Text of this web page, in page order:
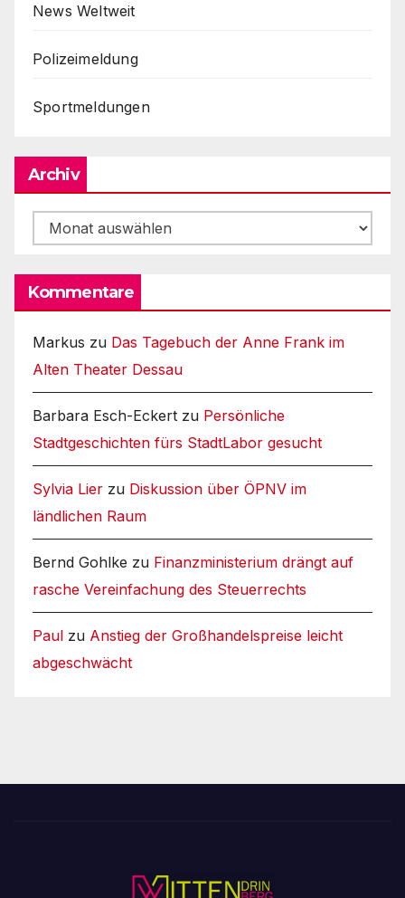
News Weltweit
Polizeimeldung
Sportmeldungen
Archiv
Archiv
Kommentare
Markus zu Das Tagebuch der Anne Frank im
Alten Theater Dessau
Barbara Esch-Eckert zu Persönliche
Stadtgeschichten fürs StadtLabor gesucht
Sylvia Lier zu Diskussion über ÖPNV im
ländlichen Raum
Bernd Gohlke zu Finanzministerium drängt auf
rasche Vereinfachung des Steuerrechts
Paul zu Anstieg der Großhandelspreise leicht
abgeschwächt